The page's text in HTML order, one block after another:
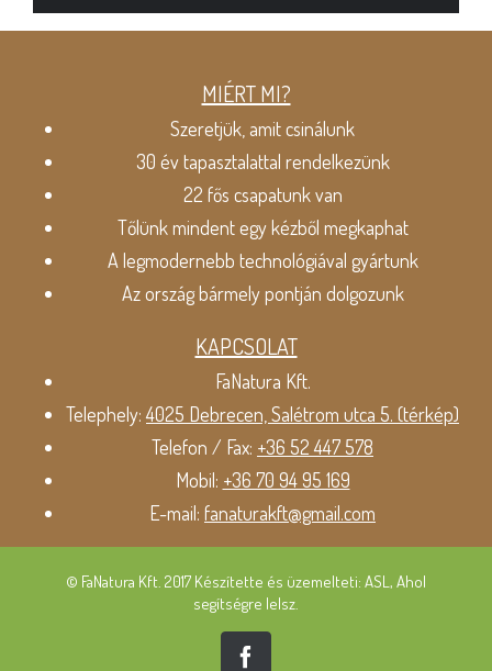
MIÉRT MI?
Szeretjük, amit csinálunk
30 év tapasztalattal rendelkezünk
22 fős csapatunk van
Tőlünk mindent egy kézből megkaphat
A legmodernebb technológiával gyártunk
Az ország bármely pontján dolgozunk
KAPCSOLAT
FaNatura Kft.
Telephely:4025 Debrecen, Salétrom utca 5. (térkép)
Telefon / Fax: +36 52 447 578
Mobil: +36 70 94 95 169
E-mail: fanaturakft@gmail.com
© FaNatura Kft. 2017 Készítette és üzemelteti: ASL, Ahol
segítségre lelsz.